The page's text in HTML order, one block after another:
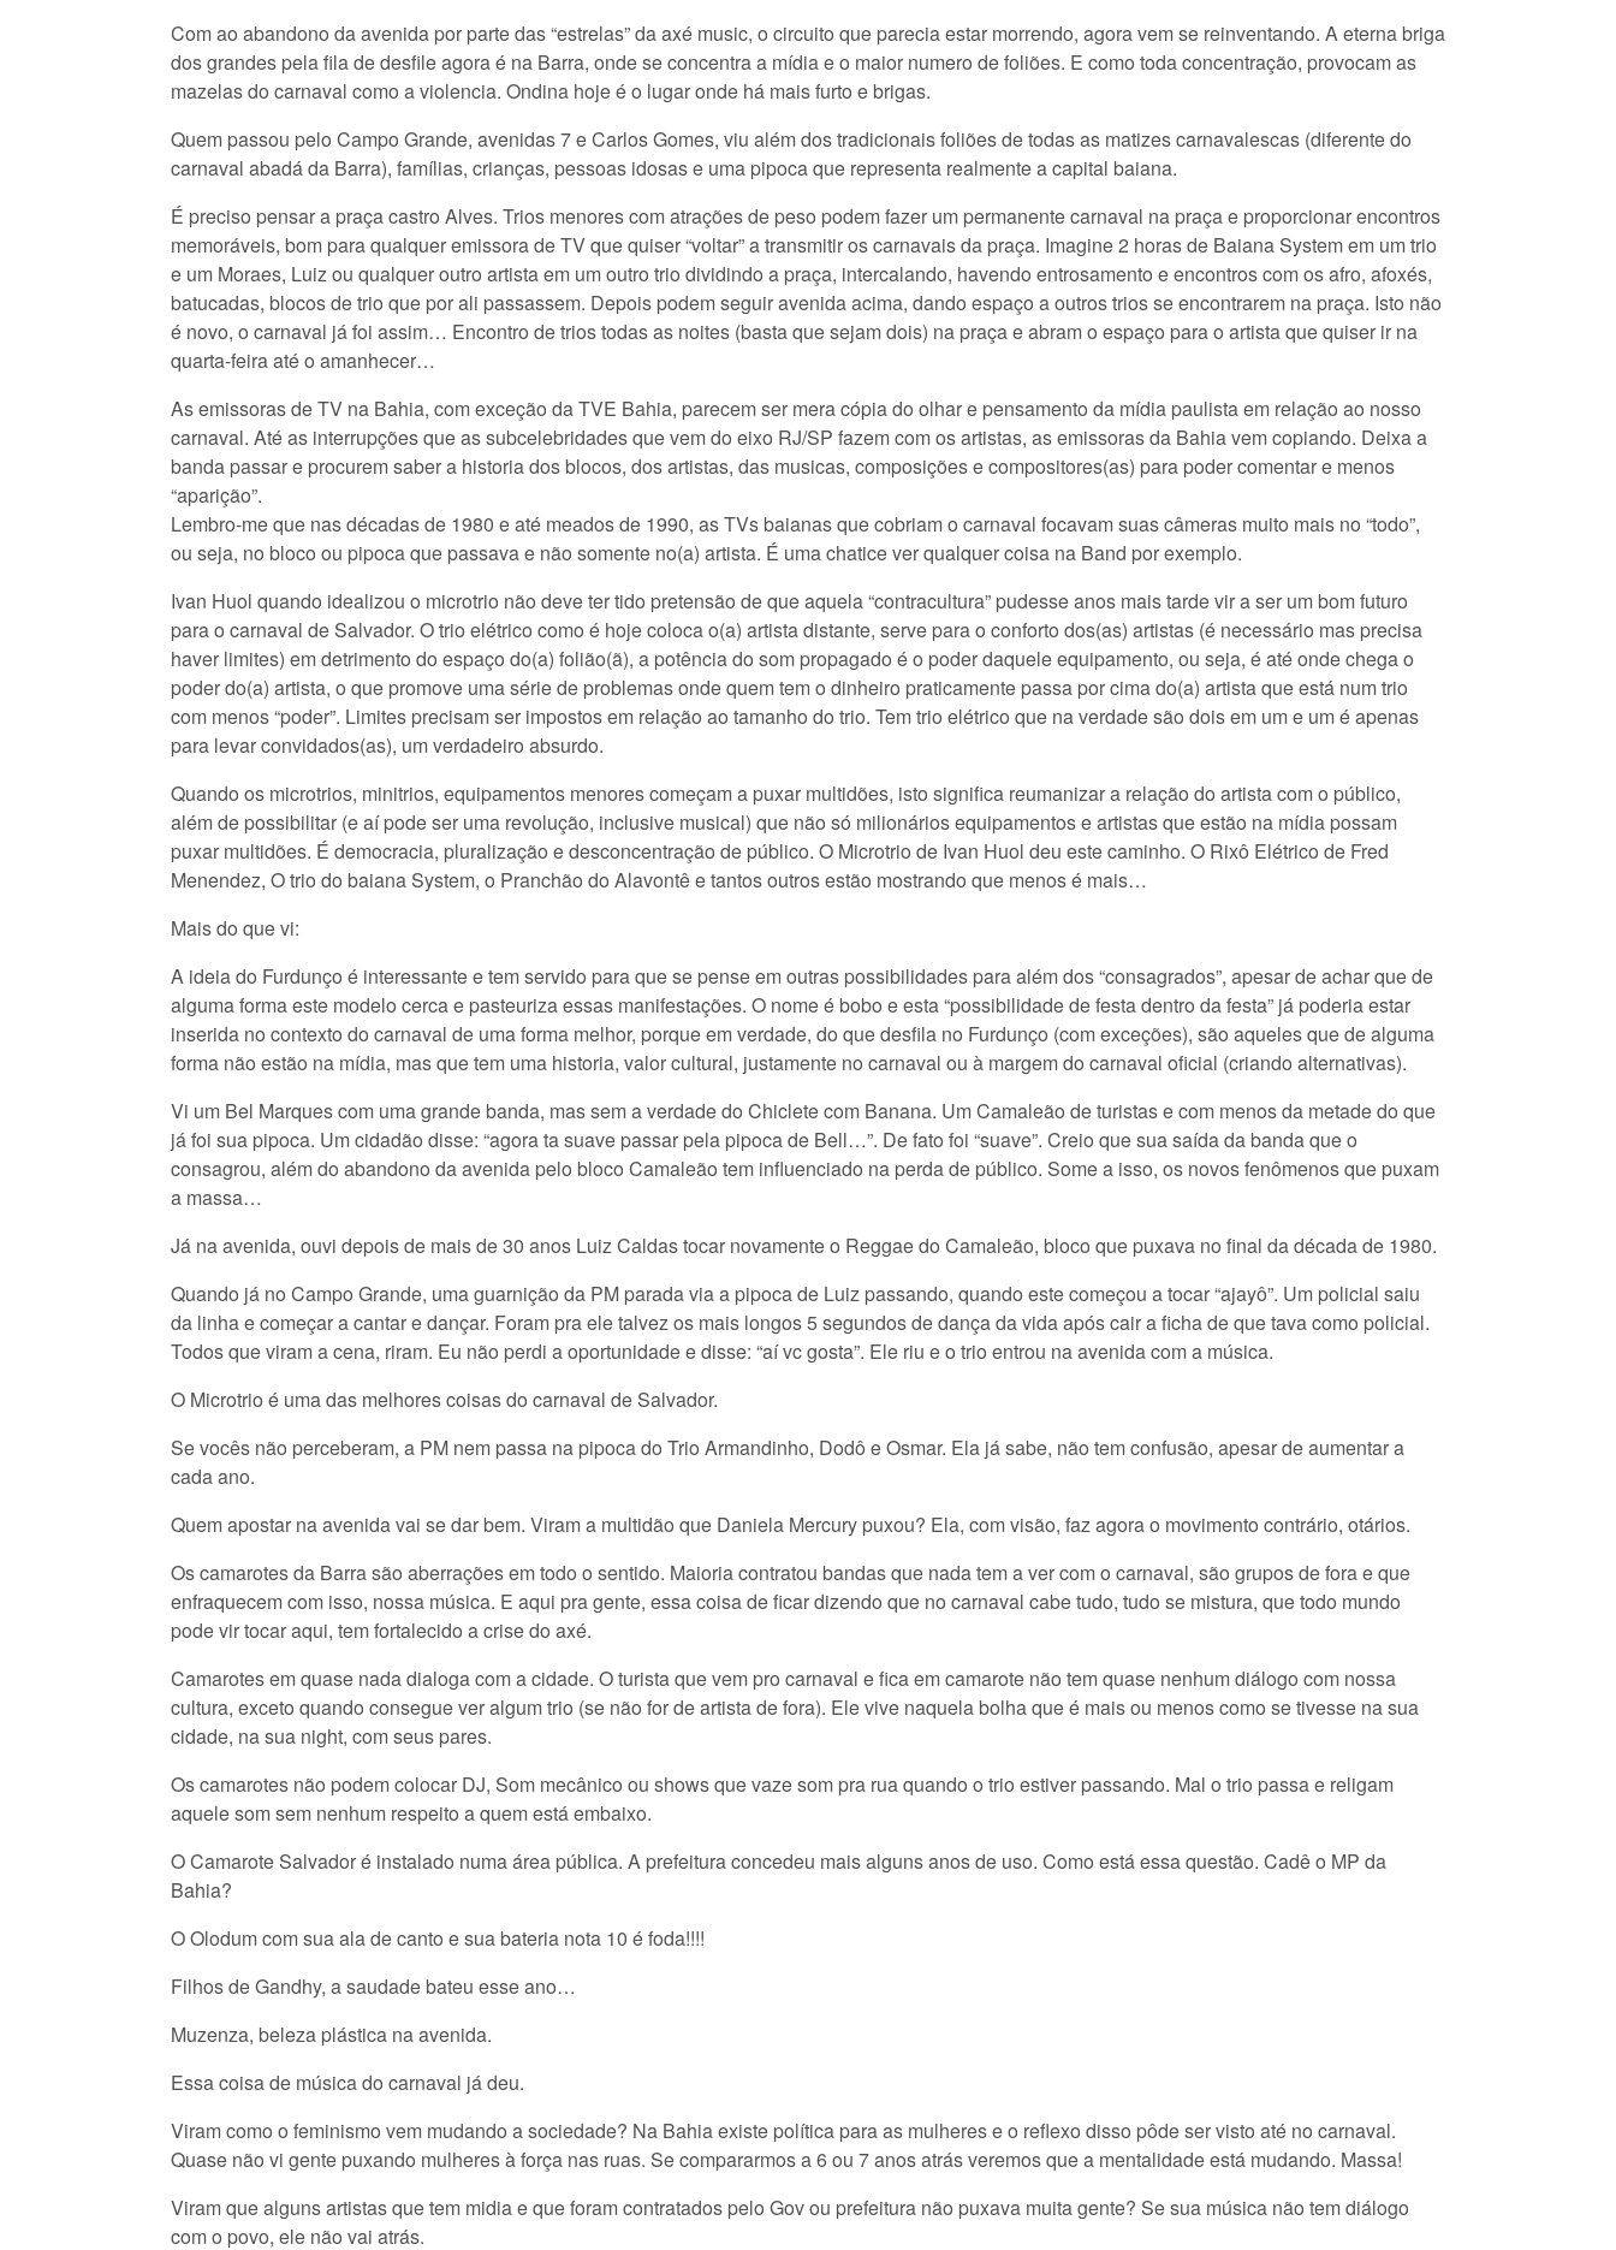
Com ao abandono da avenida por parte das “estrelas” da axé music, o circuito que parecia estar morrendo, agora vem se reinventando. A eterna briga
dos grandes pela fila de desfile agora é na Barra, onde se concentra a mídia e o maior numero de foliões. E como toda concentração, provocam as
mazelas do carnaval como a violencia. Ondina hoje é o lugar onde há mais furto e brigas.
Quem passou pelo Campo Grande, avenidas 7 e Carlos Gomes, viu além dos tradicionais foliões de todas as matizes carnavalescas (diferente do
carnaval abadá da Barra), famílias, crianças, pessoas idosas e uma pipoca que representa realmente a capital baiana.
É preciso pensar a praça castro Alves. Trios menores com atrações de peso podem fazer um permanente carnaval na praça e proporcionar encontros
memoráveis, bom para qualquer emissora de TV que quiser “voltar” a transmitir os carnavais da praça. Imagine 2 horas de Baiana System em um trio
e um Moraes, Luiz ou qualquer outro artista em um outro trio dividindo a praça, intercalando, havendo entrosamento e encontros com os afro, afoxés,
batucadas, blocos de trio que por ali passassem. Depois podem seguir avenida acima, dando espaço a outros trios se encontrarem na praça. Isto não
é novo, o carnaval já foi assim… Encontro de trios todas as noites (basta que sejam dois) na praça e abram o espaço para o artista que quiser ir na
quarta-feira até o amanhecer…
As emissoras de TV na Bahia, com exceção da TVE Bahia, parecem ser mera cópia do olhar e pensamento da mídia paulista em relação ao nosso
carnaval. Até as interrupções que as subcelebridades que vem do eixo RJ/SP fazem com os artistas, as emissoras da Bahia vem copiando. Deixa a
banda passar e procurem saber a historia dos blocos, dos artistas, das musicas, composições e compositores(as) para poder comentar e menos
“aparição”.
Lembro-me que nas décadas de 1980 e até meados de 1990, as TVs baianas que cobriam o carnaval focavam suas câmeras muito mais no “todo”,
ou seja, no bloco ou pipoca que passava e não somente no(a) artista. É uma chatice ver qualquer coisa na Band por exemplo.
Ivan Huol quando idealizou o microtrio não deve ter tido pretensão de que aquela “contracultura” pudesse anos mais tarde vir a ser um bom futuro
para o carnaval de Salvador. O trio elétrico como é hoje coloca o(a) artista distante, serve para o conforto dos(as) artistas (é necessário mas precisa
haver limites) em detrimento do espaço do(a) folião(ã), a potência do som propagado é o poder daquele equipamento, ou seja, é até onde chega o
poder do(a) artista, o que promove uma série de problemas onde quem tem o dinheiro praticamente passa por cima do(a) artista que está num trio
com menos “poder”. Limites precisam ser impostos em relação ao tamanho do trio. Tem trio elétrico que na verdade são dois em um e um é apenas
para levar convidados(as), um verdadeiro absurdo.
Quando os microtrios, minitrios, equipamentos menores começam a puxar multidões, isto significa reumanizar a relação do artista com o público,
além de possibilitar (e aí pode ser uma revolução, inclusive musical) que não só milionários equipamentos e artistas que estão na mídia possam
puxar multidões. É democracia, pluralização e desconcentração de público. O Microtrio de Ivan Huol deu este caminho. O Rixô Elétrico de Fred
Menendez, O trio do baiana System, o Pranchão do Alavontê e tantos outros estão mostrando que menos é mais…
Mais do que vi:
A ideia do Furdunço é interessante e tem servido para que se pense em outras possibilidades para além dos “consagrados”, apesar de achar que de
alguma forma este modelo cerca e pasteuriza essas manifestações. O nome é bobo e esta “possibilidade de festa dentro da festa” já poderia estar
inserida no contexto do carnaval de uma forma melhor, porque em verdade, do que desfila no Furdunço (com exceções), são aqueles que de alguma
forma não estão na mídia, mas que tem uma historia, valor cultural, justamente no carnaval ou à margem do carnaval oficial (criando alternativas).
Vi um Bel Marques com uma grande banda, mas sem a verdade do Chiclete com Banana. Um Camaleão de turistas e com menos da metade do que
já foi sua pipoca. Um cidadão disse: “agora ta suave passar pela pipoca de Bell…”. De fato foi “suave”. Creio que sua saída da banda que o
consagrou, além do abandono da avenida pelo bloco Camaleão tem influenciado na perda de público. Some a isso, os novos fenômenos que puxam
a massa…
Já na avenida, ouvi depois de mais de 30 anos Luiz Caldas tocar novamente o Reggae do Camaleão, bloco que puxava no final da década de 1980.
Quando já no Campo Grande, uma guarnição da PM parada via a pipoca de Luiz passando, quando este começou a tocar “ajayô”. Um policial saiu
da linha e começar a cantar e dançar. Foram pra ele talvez os mais longos 5 segundos de dança da vida após cair a ficha de que tava como policial.
Todos que viram a cena, riram. Eu não perdi a oportunidade e disse: “aí vc gosta”. Ele riu e o trio entrou na avenida com a música.
O Microtrio é uma das melhores coisas do carnaval de Salvador.
Se vocês não perceberam, a PM nem passa na pipoca do Trio Armandinho, Dodô e Osmar. Ela já sabe, não tem confusão, apesar de aumentar a
cada ano.
Quem apostar na avenida vai se dar bem. Viram a multidão que Daniela Mercury puxou? Ela, com visão, faz agora o movimento contrário, otários.
Os camarotes da Barra são aberrações em todo o sentido. Maioria contratou bandas que nada tem a ver com o carnaval, são grupos de fora e que
enfraquecem com isso, nossa música. E aqui pra gente, essa coisa de ficar dizendo que no carnaval cabe tudo, tudo se mistura, que todo mundo
pode vir tocar aqui, tem fortalecido a crise do axé.
Camarotes em quase nada dialoga com a cidade. O turista que vem pro carnaval e fica em camarote não tem quase nenhum diálogo com nossa
cultura, exceto quando consegue ver algum trio (se não for de artista de fora). Ele vive naquela bolha que é mais ou menos como se tivesse na sua
cidade, na sua night, com seus pares.
Os camarotes não podem colocar DJ, Som mecânico ou shows que vaze som pra rua quando o trio estiver passando. Mal o trio passa e religam
aquele som sem nenhum respeito a quem está embaixo.
O Camarote Salvador é instalado numa área pública. A prefeitura concedeu mais alguns anos de uso. Como está essa questão. Cadê o MP da
Bahia?
O Olodum com sua ala de canto e sua bateria nota 10 é foda!!!!
Filhos de Gandhy, a saudade bateu esse ano…
Muzenza, beleza plástica na avenida.
Essa coisa de música do carnaval já deu.
Viram como o feminismo vem mudando a sociedade? Na Bahia existe política para as mulheres e o reflexo disso pôde ser visto até no carnaval.
Quase não vi gente puxando mulheres à força nas ruas. Se compararmos a 6 ou 7 anos atrás veremos que a mentalidade está mudando. Massa!
Viram que alguns artistas que tem midia e que foram contratados pelo Gov ou prefeitura não puxava muita gente? Se sua música não tem diálogo
com o povo, ele não vai atrás.